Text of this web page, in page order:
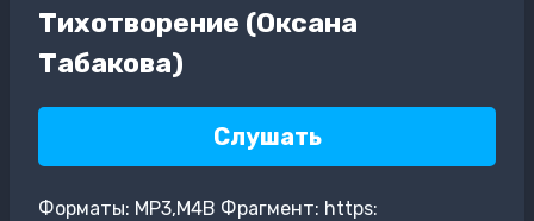
Тихотворение (Оксана
Табакова)
Слушать
Форматы: MP3,M4B Фрагмент: https: